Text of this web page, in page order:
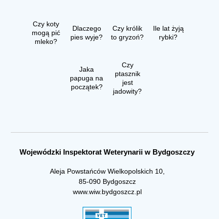
Czy koty
mogą pić
mleko?
Dlaczego
pies wyje?
Czy królik
to gryzoń?
Ile lat żyją
rybki?
Jaka
papuga na
początek?
Czy
ptasznik
jest
jadowity?
Wojewódzki Inspektorat Weterynarii w Bydgoszczy
Aleja Powstańców Wielkopolskich 10,
85-090 Bydgoszcz
www.wiw.bydgoszcz.pl